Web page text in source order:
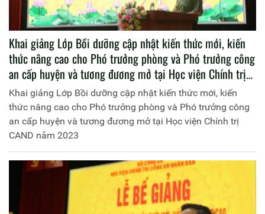
Khai giảng Lớp Bồi dưỡng cập nhật kiến thức mới, kiến
thức nâng cao cho Phó trưởng phòng và Phó trưởng công
an cấp huyện và tương đương mở tại Học viện Chính trị
CAND năm 2023
Khai giảng Lớp Bồi dưỡng cập nhật kiến thức mới, kiến
thức nâng cao cho Phó trưởng phòng và Phó trưởng công
an cấp huyện và tương đương mở tại Học viện Chính trị
CAND năm 2023